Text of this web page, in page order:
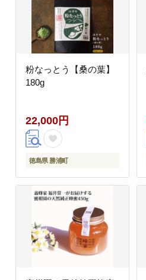
粉なっとう【桑の葉】
180g
22,000円
徳島県 勝浦町